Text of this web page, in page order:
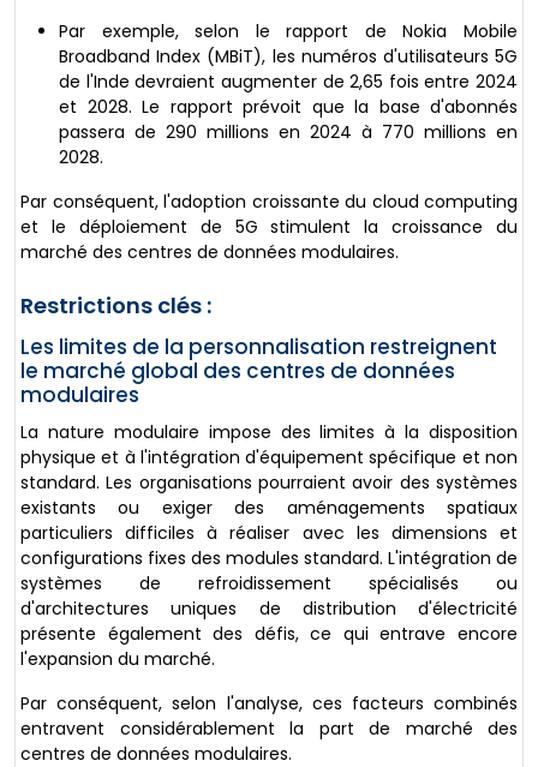
Par exemple, selon le rapport de Nokia Mobile
Broadband Index (MBiT), les numéros d'utilisateurs 5G
de l'Inde devraient augmenter de 2,65 fois entre 2024
et 2028. Le rapport prévoit que la base d'abonnés
passera de 290 millions en 2024 à 770 millions en
2028.
Par conséquent, l'adoption croissante du cloud computing
et le déploiement de 5G stimulent la croissance du
marché des centres de données modulaires.
Restrictions clés :
Les limites de la personnalisation restreignent
le marché global des centres de données
modulaires
La nature modulaire impose des limites à la disposition
physique et à l'intégration d'équipement spécifique et non
standard. Les organisations pourraient avoir des systèmes
existants ou exiger des aménagements spatiaux
particuliers difficiles à réaliser avec les dimensions et
configurations fixes des modules standard. L'intégration de
systèmes de refroidissement spécialisés ou
d'architectures uniques de distribution d'électricité
présente également des défis, ce qui entrave encore
l'expansion du marché.
Par conséquent, selon l'analyse, ces facteurs combinés
entravent considérablement la part de marché des
centres de données modulaires.